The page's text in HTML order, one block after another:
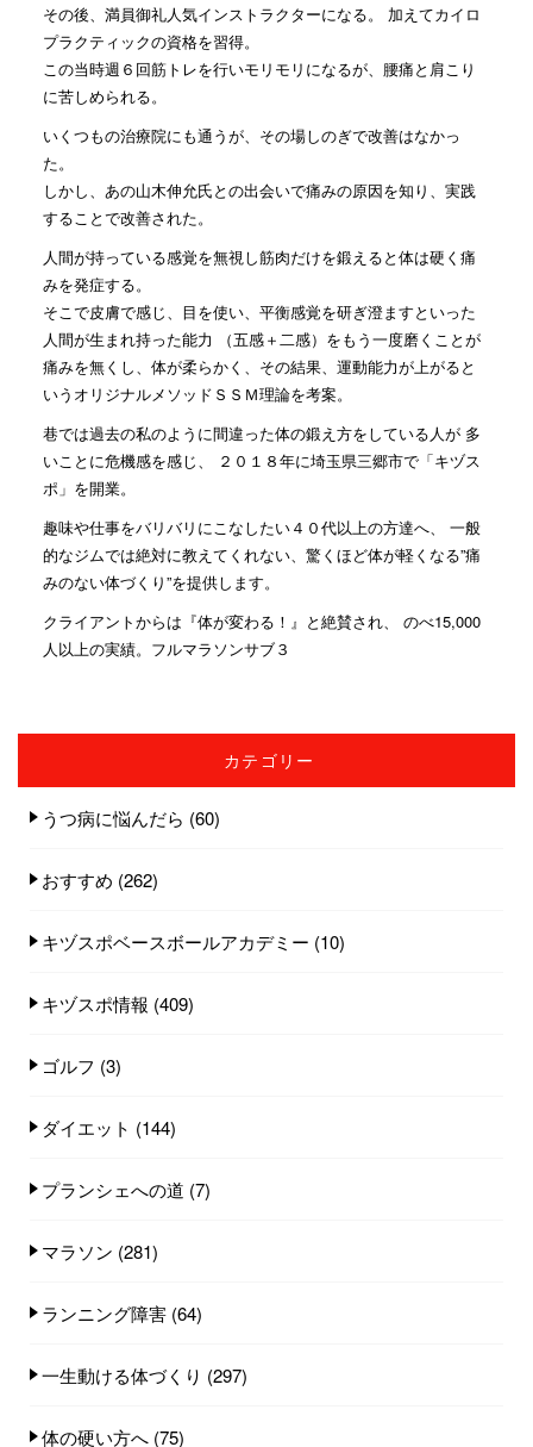
その後、満員御礼人気インストラクターになる。 加えてカイロ
プラクティックの資格を習得。
この当時週６回筋トレを行いモリモリになるが、腰痛と肩こり
に苦しめられる。
いくつもの治療院にも通うが、その場しのぎで改善はなかっ
た。
しかし、あの山木伸允氏との出会いで痛みの原因を知り、実践
することで改善された。
人間が持っている感覚を無視し筋肉だけを鍛えると体は硬く痛
みを発症する。
そこで皮膚で感じ、目を使い、平衡感覚を研ぎ澄ますといった
人間が生まれ持った能力 （五感＋二感）をもう一度磨くことが
痛みを無くし、体が柔らかく、その結果、運動能力が上がると
いうオリジナルメソッドＳＳＭ理論を考案。
巷では過去の私のように間違った体の鍛え方をしている人が 多
いことに危機感を感じ、 ２０１８年に埼玉県三郷市で「キヅス
ポ」を開業。
趣味や仕事をバリバリにこなしたい４０代以上の方達へ、 一般
的なジムでは絶対に教えてくれない、驚くほど体が軽くなる”痛
みのない体づくり”を提供します。
クライアントからは『体が変わる！』と絶賛され、 のべ15,000
人以上の実績。フルマラソンサブ３
カテゴリー
うつ病に悩んだら (60)
おすすめ (262)
キヅスポベースボールアカデミー (10)
キヅスポ情報 (409)
ゴルフ (3)
ダイエット (144)
プランシェへの道 (7)
マラソン (281)
ランニング障害 (64)
一生動ける体づくり (297)
体の硬い方へ (75)